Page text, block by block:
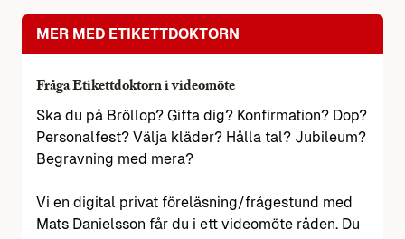
MER MED ETIKETTDOKTORN
Fråga Etikettdoktorn i videomöte
Ska du på Bröllop? Gifta dig? Konfirmation? Dop?
Personalfest? Välja kläder? Hålla tal? Jubileum?
Begravning med mera?
Vi en digital privat föreläsning/frågestund med
Mats Danielsson får du i ett videomöte råden. Du